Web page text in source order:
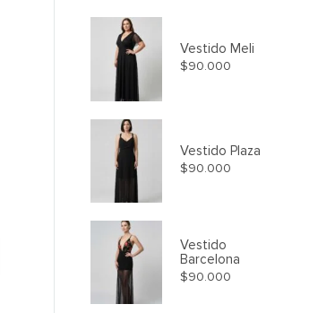
Vestido Meli
$90.000
Vestido Plaza
$90.000
Vestido
Barcelona
$90.000